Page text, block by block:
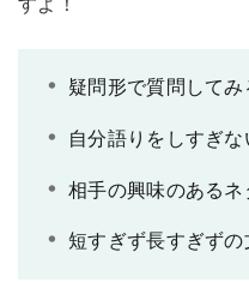
すよ！
疑問形で質問してみ
自分語りをしすぎな
相手の興味のある
短すぎず長すぎずの